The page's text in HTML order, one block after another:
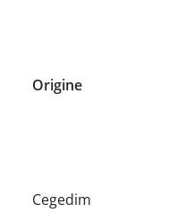
Origine
Cegedim